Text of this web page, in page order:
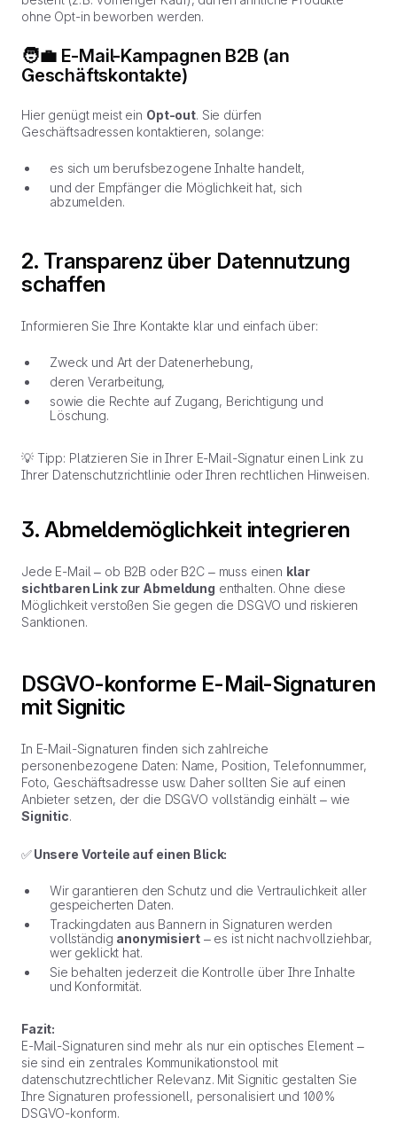
ohne Opt-in beworben werden.
🧑‍💼 E-Mail-Kampagnen B2B (an
Geschäftskontakte)
Hier genügt meist ein Opt-out. Sie dürfen
Geschäftsadressen kontaktieren, solange:
es sich um berufsbezogene Inhalte handelt,
und der Empfänger die Möglichkeit hat, sich
abzumelden.
2. Transparenz über Datennutzung
schaffen
Informieren Sie Ihre Kontakte klar und einfach über:
Zweck und Art der Datenerhebung,
deren Verarbeitung,
sowie die Rechte auf Zugang, Berichtigung und
Löschung.
💡 Tipp: Platzieren Sie in Ihrer E-Mail-Signatur einen Link zu
Ihrer Datenschutzrichtlinie oder Ihren rechtlichen Hinweisen.
3. Abmeldemöglichkeit integrieren
Jede E-Mail – ob B2B oder B2C – muss einen klar
sichtbaren Link zur Abmeldung enthalten. Ohne diese
Möglichkeit verstoßen Sie gegen die DSGVO und riskieren
Sanktionen.
DSGVO-konforme E-Mail-Signaturen
mit Signitic
In E-Mail-Signaturen finden sich zahlreiche
personenbezogene Daten: Name, Position, Telefonnummer,
Foto, Geschäftsadresse usw. Daher sollten Sie auf einen
Anbieter setzen, der die DSGVO vollständig einhält – wie
Signitic.
✅Unsere Vorteile auf einen Blick:
Wir garantieren den Schutz und die Vertraulichkeit aller
gespeicherten Daten.
Trackingdaten aus Bannern in Signaturen werden
vollständig anonymisiert– es ist nicht nachvollziehbar,
wer geklickt hat.
Sie behalten jederzeit die Kontrolle über Ihre Inhalte
und Konformität.
Fazit:
E-Mail-Signaturen sind mehr als nur ein optisches Element –
sie sind ein zentrales Kommunikationstool mit
datenschutzrechtlicher Relevanz. Mit Signitic gestalten Sie
Ihre Signaturen professionell, personalisiert und 100 %
DSGVO-konform.